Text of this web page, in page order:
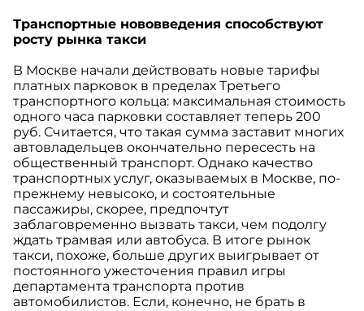
Транспортные нововведения способствуют
росту рынка такси
В Москве начали действовать новые тарифы
платных парковок в пределах Третьего
транспортного кольца: максимальная стоимость
одного часа парковки составляет теперь 200
руб. Считается, что такая сумма заставит многих
автовладельцев окончательно пересесть на
общественный транспорт. Однако качество
транспортных услуг, оказываемых в Москве, по-
прежнему невысоко, и состоятельные
пассажиры, скорее, предпочтут
заблаговременно вызвать такси, чем подолгу
ждать трамвая или автобуса. В итоге рынок
такси, похоже, больше других выигрывает от
постоянного ужесточения правил игры
департамента транспорта против
автомобилистов. Если, конечно, не брать в